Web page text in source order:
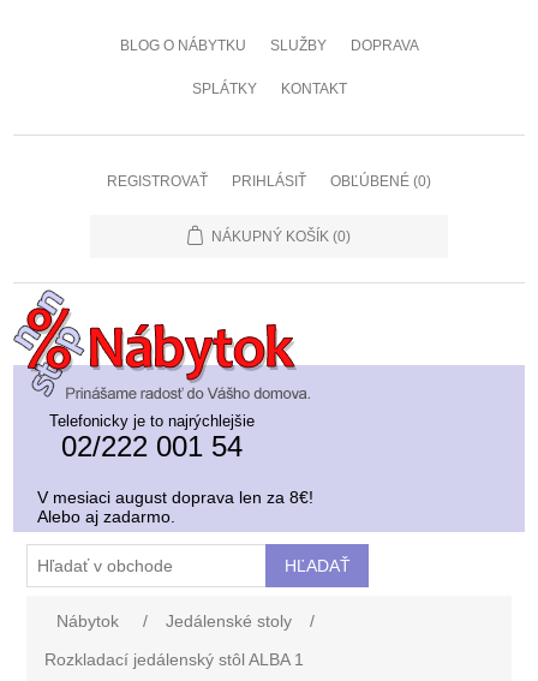
BLOG O NÁBYTKU SLUŽBY DOPRAVA
SPLÁTKY KONTAKT
REGISTROVAŤ PRIHLÁSIŤ OBĽÚBENÉ (0)
NÁKUPNÝ KOŠÍK (0)
Telefonicky je to najrýchlejšie
02/222 001 54
V mesiaci august doprava len za 8€!
Alebo aj zadarmo.
Nábytok / Jedálenské stoly
/
Rozkladací jedálenský stôl ALBA 1